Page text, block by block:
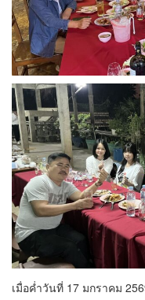
เมื่อค่ำวันที่ 17 มกราคม